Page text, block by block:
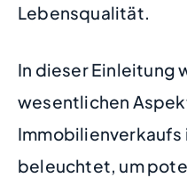
Lebensqualität.
In dieser Einleitung
wesentlichen
Immobilienverkaufs
beleuchtet, um